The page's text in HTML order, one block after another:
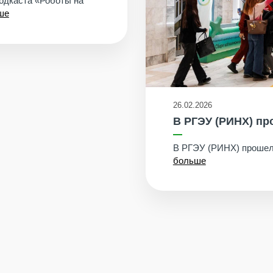
26.02.2026
В РГЭУ (РИНХ)
В РГЭУ (РИНХ)
больше